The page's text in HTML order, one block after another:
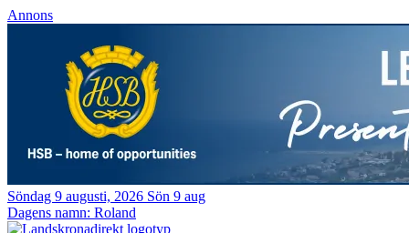
Annons
Söndag 9 augusti, 2026 Sön 9 aug
Dagens namn: Roland